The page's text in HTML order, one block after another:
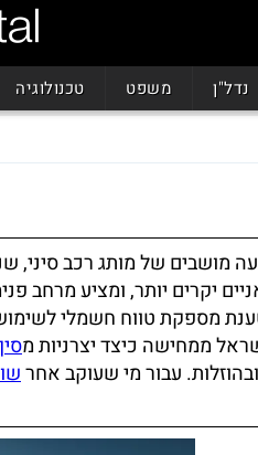
נדל"ן משפט טכנולוגיה
שבעה מושבים של מותג רכב
יקרים יותר, ומציע מרחב
מספקת טווח חשמלי
ממחישה כיצד יצרניות מסין
עבור מי שעוקב אחר